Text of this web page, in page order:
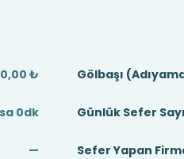
0,00 ₺ Gölbaşı
0dk Günlük Sefer
— Sefer Yapan